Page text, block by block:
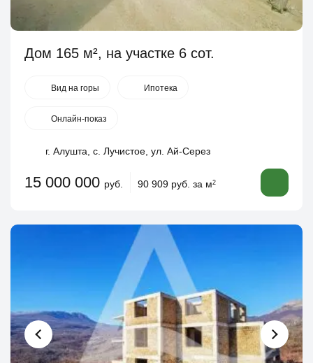
Дом 165 м², на участке 6 сот.
Вид на горы Ипотека
Онлайн-показ
г. Алушта, с. Лучистое, ул. Ай-Серез
15 000 000 руб. 90 909 руб. за м2